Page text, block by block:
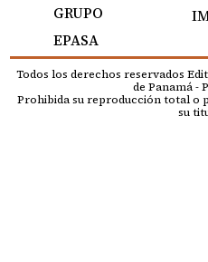
GRUPO
EPASA
Todos los derechos reservados
de Panamá -
Prohibida su reproducción total o
su